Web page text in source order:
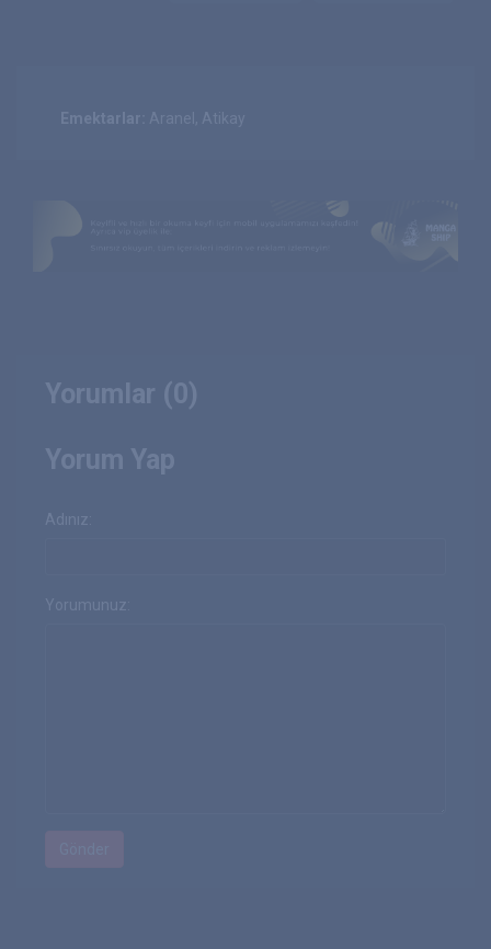
Yorumlar (0)
Yorum Yap
Adınız:
Yorumunuz: